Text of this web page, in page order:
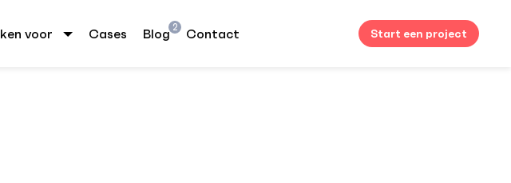
voor Cases Blog 2 Contact Start een project